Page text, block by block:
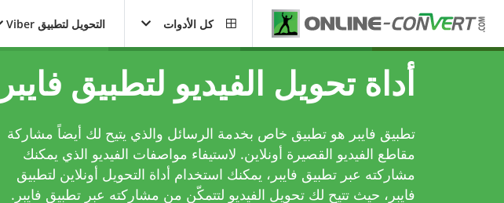
كل الأدوات التحويل لتطبيق Viber
أداة تحويل الفيديو لتطبيق فايبر
تطبيق فايبر هو تطبيق خاص بخدمة الرسائل والذي يتيح لك أيضاً مشاركة
مقاطع الفيديو القصيرة أونلاين. لاستيفاء مواصفات الفيديو الذي يمكنك
مشاركته عبر تطبيق فايبر، يمكنك استخدام أداة التحويل أونلاين لتطبيق
فايبر، حيث تتيح لك تحويل الفيديو لتتمكّن من مشاركته عبر تطبيق فايبر.